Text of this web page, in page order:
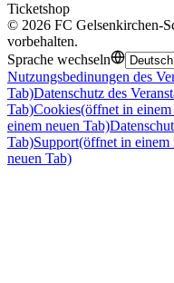
Ticketshop
© 2026 FC Gelsenkirchen-
vorbehalten.
Sprache wechseln
Nutzungsbedinungen des
Tab)Datenschutz des
Tab)Cookies(öffnet in einem
einem neuen Tab)
Tab)Support(öffnet in einem
neuen Tab)